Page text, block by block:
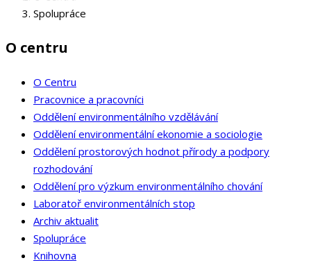
Spolupráce
O centru
O Centru
Pracovnice a pracovníci
Oddělení environmentálního vzdělávání
Oddělení environmentální ekonomie a sociologie
Oddělení prostorových hodnot přírody a podpory
rozhodování
Oddělení pro výzkum environmentálního chování
Laboratoř environmentálních stop
Archiv aktualit
Spolupráce
Knihovna